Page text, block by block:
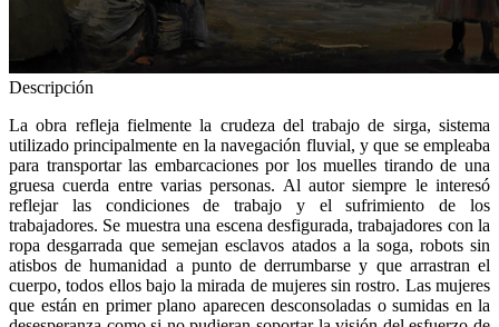
Descripción
La obra refleja fielmente la crudeza del trabajo de sirga, sistema
utilizado principalmente en la navegación fluvial, y que se empleaba
para transportar las embarcaciones por los muelles tirando de una
gruesa cuerda entre varias personas. Al autor siempre le interesó
reflejar las condiciones de trabajo y el sufrimiento de los
trabajadores. Se muestra una escena desfigurada, trabajadores con la
ropa desgarrada que semejan esclavos atados a la soga, robots sin
atisbos de humanidad a punto de derrumbarse y que arrastran el
cuerpo, todos ellos bajo la mirada de mujeres sin rostro. Las mujeres
que están en primer plano aparecen desconsoladas o sumidas en la